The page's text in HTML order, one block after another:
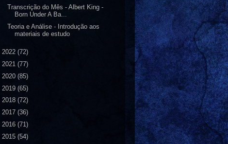
Transcrição do Mês - Albert King -
Born Under A Ba...
Teoria e Análise - Introdução aos
materiais de estudo
2022 (72)
2021 (77)
2020 (85)
2019 (65)
2018 (72)
2017 (36)
2016 (71)
2015 (54)